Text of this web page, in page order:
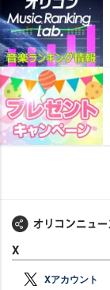
X
Xアカウント